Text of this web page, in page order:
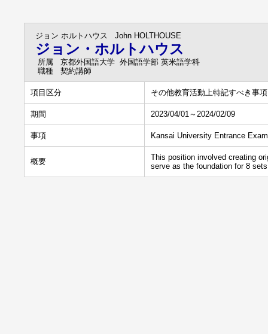
ジョン ホルトハウス John HOLTHOUSE
ジョン・ホルトハウス
所属
京都外国語大学 外国語学部 英米語学科
職種
契約講師
項目区分 その他教育活動上特記すべき事項
期間 2023/04/01～2024/02/09
事項 Kansai University Entrance
概要
This position involved creating
serve as the foundation for 8